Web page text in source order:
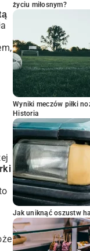
życiu miłosnym?
Wyniki meczów piłki
Historia
Jak uniknąć oszustw